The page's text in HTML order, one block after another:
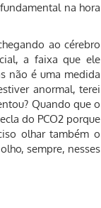
na hora
ao cérebro
a faixa que ele
não é uma medida
anormal, terei
Quando que o
do PCO2 porque
olhar também o
sempre, nesses